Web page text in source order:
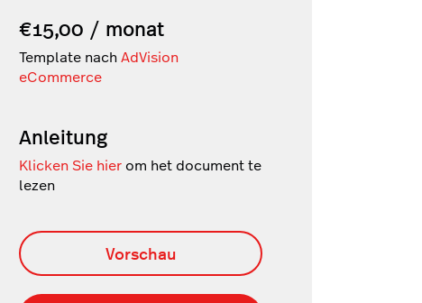
€15,00 / monat
Template nachAdVision
eCommerce
Anleitung
Klicken Sie hier om het document te
lezen
Vorschau